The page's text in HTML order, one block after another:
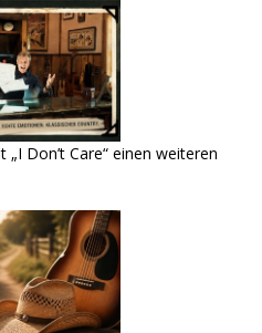
Don’t Care“ einen weiteren